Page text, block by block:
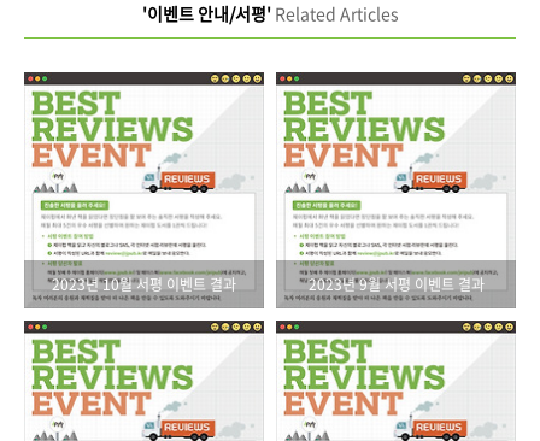
'이벤트 안내/서평'Related Articles
2023년 10월 서평 이벤트 결과 2023년 9월 서평 이벤트 결과